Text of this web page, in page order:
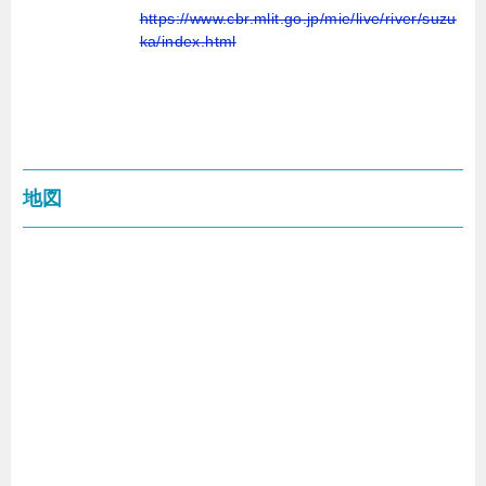
https://www.cbr.mlit.go.jp/mie/live/river/suzu
ka/index.html
地図